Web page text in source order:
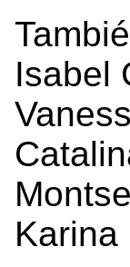
Isabel
Karina